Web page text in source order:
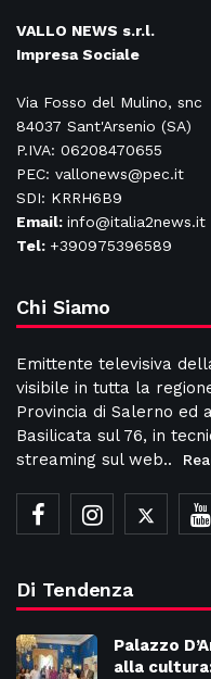
VALLO NEWS s.r.l.
Impresa Sociale
Via Fosso del Mulino, snc
84037 Sant'Arsenio (SA)
P.IVA: 06208470655
PEC: vallonews@pec.it
SDI: KRRH6B9
Email: info@italia2news.it
Tel: +390975396589
Chi Siamo
Emittente televisiva
visibile in tutta la
Provincia di Salerno ed
Basilicata sul 76, in
streaming sul web..
Di Tendenza
Palazzo
alla